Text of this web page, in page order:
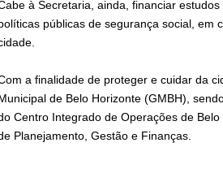
à Secretaria, ainda, financiar
públicas de segurança social, em
a finalidade de proteger e cuidar da
de Belo Horizonte (GMBH),
Centro Integrado de Operações de
Planejamento, Gestão e Finanças.